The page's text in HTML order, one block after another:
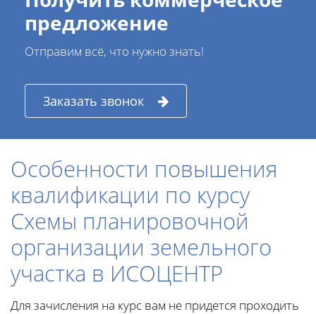
предложение
Отправим всё, что нужно знать!
Заказать звонок
Особенности повышения
квалификации по курсу
Схемы планировочной
организации земельного
участка в ИСОЦЕНТР
Для зачисления на курс вам не придется проходить